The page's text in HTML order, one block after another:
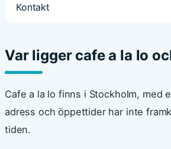
Kontakt
Var ligger cafe a la lo
Cafe a la lo finns i Stockholm, med
adress och öppettider har inte
tiden.